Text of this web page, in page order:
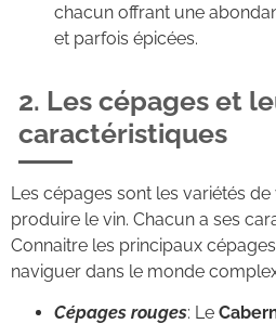
chacun offrant une
et parfois épicées.
2. Les cépages et
caractéristiques
Les cépages sont les variétés
produire le vin. Chacun a ses
Connaitre les principaux
naviguer dans le monde
Cépages rouges: Le